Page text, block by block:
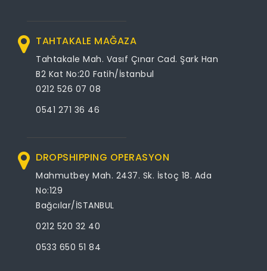
TAHTAKALE MAĞAZA
Tahtakale Mah. Vasıf Çınar Cad. Şark Han
B2 Kat No:20 Fatih/İstanbul
0212 526 07 08
0541 271 36 46
DROPSHIPPING OPERASYON
Mahmutbey Mah. 2437. Sk. İstoç 18. Ada
No:129
Bağcılar/İSTANBUL
0212 520 32 40
0533 650 51 84